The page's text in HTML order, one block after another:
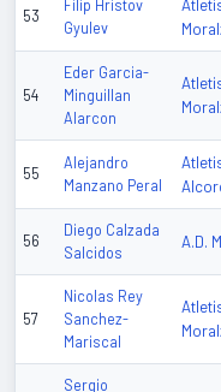
53
Filip Hristov
Gyulev
54
Eder Garcia-
Minguillan
Alarcon
55
Alejandro
Manzano Peral
56
Diego Calzada
Salcidos
A.D.
57
Nicolas Rey
Sanchez-
Mariscal
Sergio